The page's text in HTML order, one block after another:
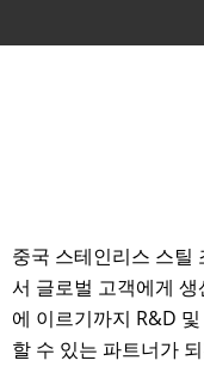
중국 스테인리스 스틸
서 글로벌 고객에게
에 이르기까지 R&D
할 수 있는 파트너가